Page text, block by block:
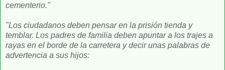
cementerio."
"Los ciudadanos deben pensar en la prisión tienda y
temblar. Los padres de familia deben apuntar a los trajes a
rayas en el borde de la carretera y decir unas palabras de
advertencia a sus hijos: